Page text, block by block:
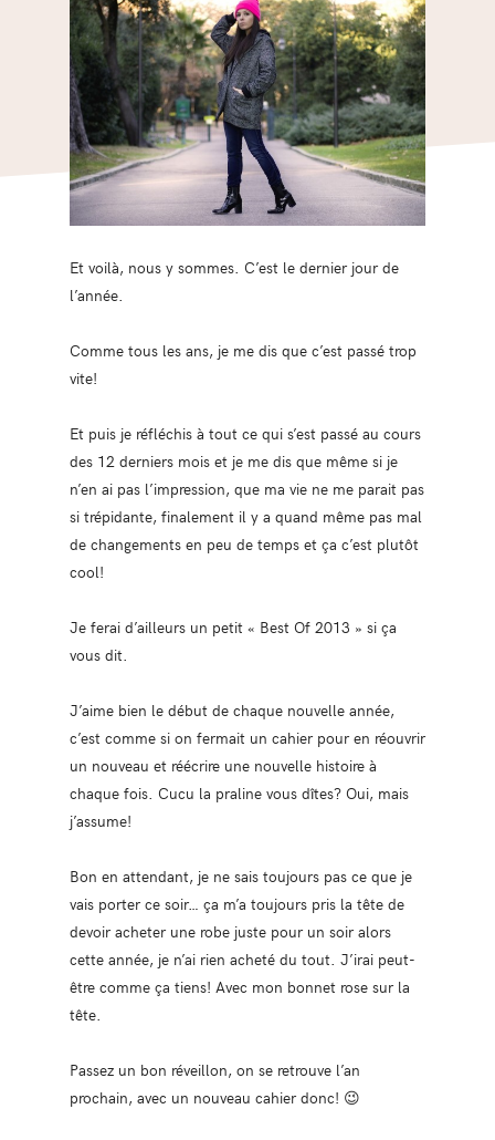
Et voilà, nous y sommes. C’est le dernier jour de
l’année.
Comme tous les ans, je me dis que c’est passé trop
vite!
Et puis je réfléchis à tout ce qui s’est passé au cours
des 12 derniers mois et je me dis que même si je
n’en ai pas l’impression, que ma vie ne me parait pas
si trépidante, finalement il y a quand même pas mal
de changements en peu de temps et ça c’est plutôt
cool!
Je ferai d’ailleurs un petit « Best Of 2013 » si ça
vous dit.
J’aime bien le début de chaque nouvelle année,
c’est comme si on fermait un cahier pour en réouvrir
un nouveau et réécrire une nouvelle histoire à
chaque fois. Cucu la praline vous dîtes? Oui, mais
j’assume!
Bon en attendant, je ne sais toujours pas ce que je
vais porter ce soir… ça m’a toujours pris la tête de
devoir acheter une robe juste pour un soir alors
cette année, je n’ai rien acheté du tout. J’irai peut-
être comme ça tiens! Avec mon bonnet rose sur la
tête.
Passez un bon réveillon, on se retrouve l’an
prochain, avec un nouveau cahier donc! 😉